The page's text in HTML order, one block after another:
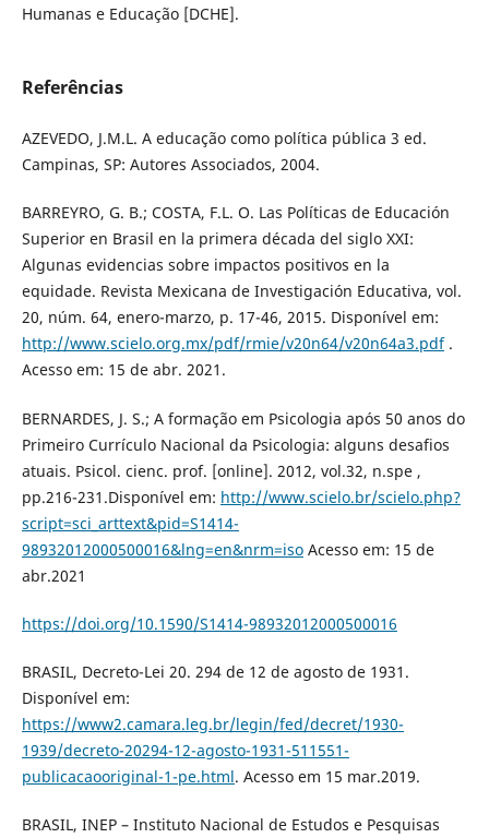
Humanas e Educação [DCHE].
Referências
AZEVEDO, J.M.L. A educação como política pública 3 ed.
Campinas, SP: Autores Associados, 2004.
BARREYRO, G. B.; COSTA, F.L. O. Las Políticas de Educación
Superior en Brasil en la primera década del siglo XXI:
Algunas evidencias sobre impactos positivos en la
equidade. Revista Mexicana de Investigación Educativa, vol.
20, núm. 64, enero-marzo, p. 17-46, 2015. Disponível em:
http://www.scielo.org.mx/pdf/rmie/v20n64/v20n64a3.pdf.
Acesso em: 15 de abr. 2021.
BERNARDES, J. S.; A formação em Psicologia após 50 anos do
Primeiro Currículo Nacional da Psicologia: alguns desafios
atuais. Psicol. cienc. prof. [online]. 2012, vol.32, n.spe ,
pp.216-231.Disponível em: http://www.scielo.br/scielo.php?
script=sci_arttext&pid=S1414-
98932012000500016&lng=en&nrm=isoAcesso em: 15 de
abr.2021
https://doi.org/10.1590/S1414-98932012000500016
BRASIL, Decreto-Lei 20. 294 de 12 de agosto de 1931.
Disponível em:
https://www2.camara.leg.br/legin/fed/decret/1930-
1939/decreto-20294-12-agosto-1931-511551-
publicacaooriginal-1-pe.html. Acesso em 15 mar.2019.
BRASIL, INEP – Instituto Nacional de Estudos e Pesquisas